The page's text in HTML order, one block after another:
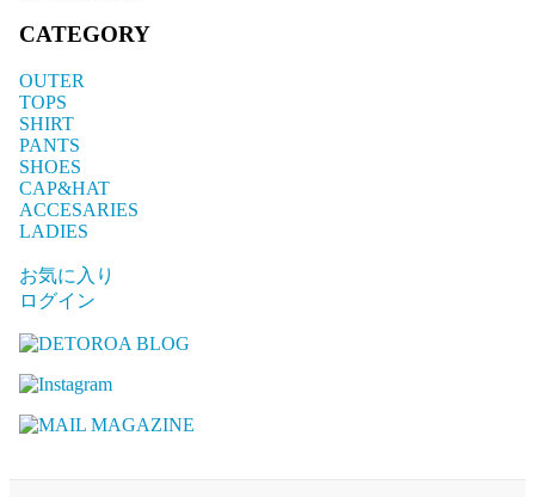
CATEGORY
OUTER
TOPS
SHIRT
PANTS
SHOES
CAP&HAT
ACCESARIES
LADIES
お気に入り
ログイン